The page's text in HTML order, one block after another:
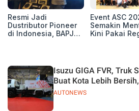
Resmi Jadi
Dustributor Pioneer
di Indonesia, BAPJ
Event ASC
Semakin
Kini Pakai
AUTONEWS
Isuzu GIGA FVR, Truk
Buat Kota Lebih